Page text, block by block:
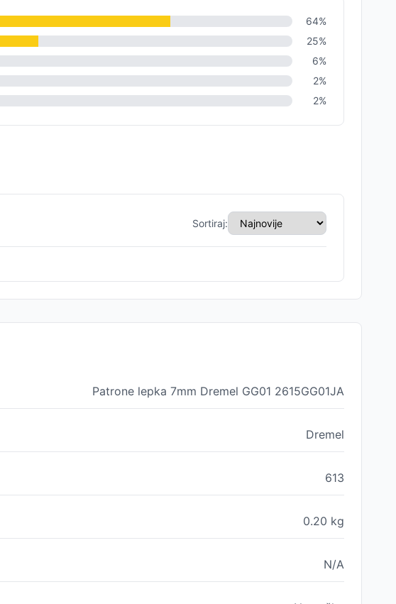
64%
25%
6%
2%
2%
Sortiraj:
Patrone lepka 7mm Dremel GG01 2615GG01JA
Dremel
613
0.20 kg
N/A